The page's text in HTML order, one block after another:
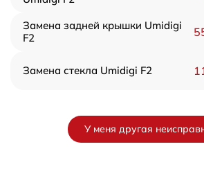
Замена задней крышки Umidigi
F2
Замена стекла Umidigi F2
У меня другая